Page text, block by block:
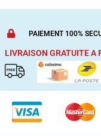
PAIEMENT 100%
LIVRAISON GRATUITE A